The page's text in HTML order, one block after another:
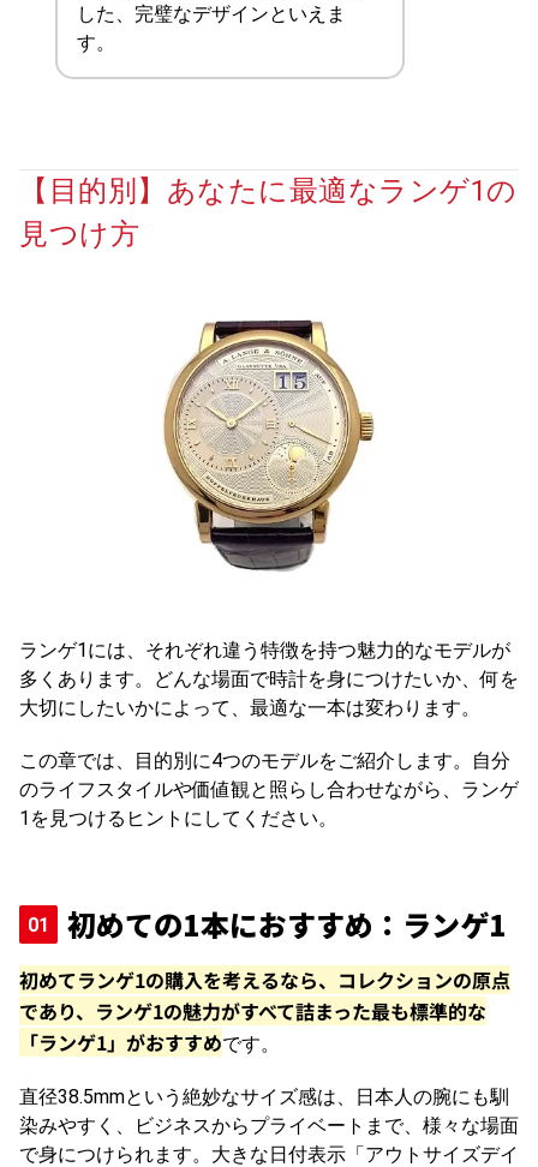
した、完璧なデザインといえま
す。
【目的別】あなたに最適なランゲ1の
見つけ方
ランゲ1には、それぞれ違う特徴を持つ魅力的なモデルが
多くあります。どんな場面で時計を身につけたいか、何を
大切にしたいかによって、最適な一本は変わります。
この章では、目的別に4つのモデルをご紹介します。自分
のライフスタイルや価値観と照らし合わせながら、ランゲ
1を見つけるヒントにしてください。
初めての1本におすすめ：ランゲ1
初めてランゲ1の購入を考えるなら、コレクションの原点
であり、ランゲ1の魅力がすべて詰まった最も標準的な
「ランゲ1」がおすすめです。
直径38.5mmという絶妙なサイズ感は、日本人の腕にも馴
染みやすく、ビジネスからプライベートまで、様々な場面
で身につけられます。大きな日付表示「アウトサイズデイ